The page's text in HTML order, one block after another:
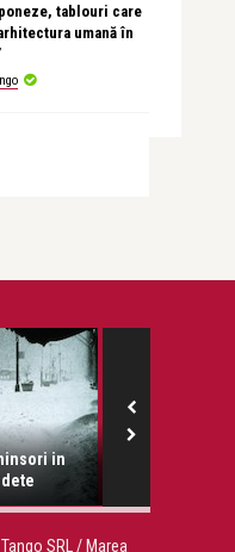
tablouri care
umană în
in
SRL / Marea